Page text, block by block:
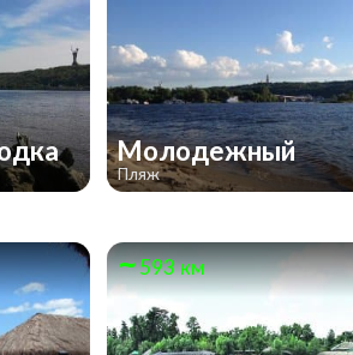
Молодежный
Пляж
593 км